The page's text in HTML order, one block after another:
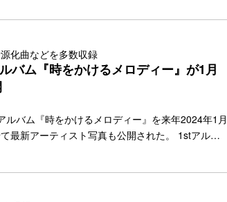
2ndアルバム『時をかけるメロディー』のリリー
題歌として初めてドラマに書き下ろした「恋はマ
href="https://bezzy.jp/2023/10/35074/"></a>
化曲などを多数収録
バム『時をかけるメロディー』が1月
ルバム『時をかけるメロディー』を来年2024年1月
最新アーティスト写真も公開された。 1stアルバ
ていなかった楽曲などが多数収録される。 さら